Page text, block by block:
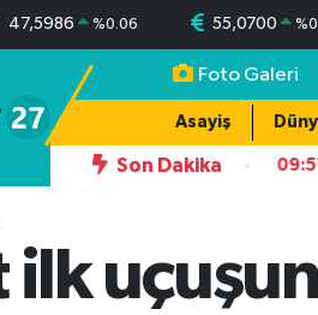
47,5986 %0.06 55,0700 %
Foto Galeri
Asayiş
Son Dakika
BAŞKANI OLUYOR 09:51
ilk